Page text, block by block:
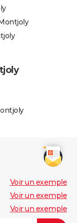
Voir un exemple
Voir un exemple
Voir un exemple